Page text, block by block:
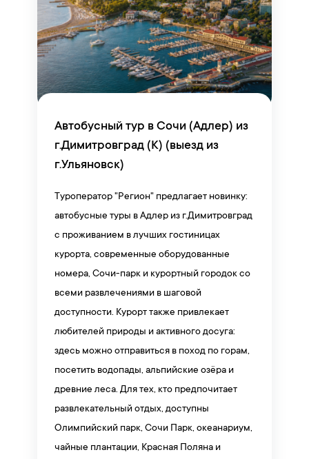
Автобусный тур в Сочи (Адлер) из
г.Димитровград (К) (выезд из
г.Ульяновск)
Туроператор "Регион" предлагает новинку:
автобусные туры в Адлер из г.Димитровград
с проживанием в лучших гостиницах
курорта, современные оборудованные
номера, Сочи-парк и курортный городок со
всеми развлечениями в шаговой
доступности. Курорт также привлекает
любителей природы и активного досуга:
здесь можно отправиться в поход по горам,
посетить водопады, альпийские озёра и
древние леса. Для тех, кто предпочитает
развлекательный отдых, доступны
Олимпийский парк, Сочи Парк, океанариум,
чайные плантации, Красная Поляна и